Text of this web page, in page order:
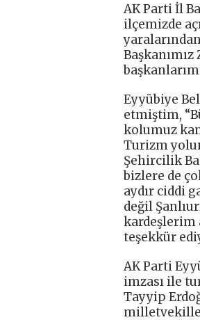
AK Parti İl
ilçemizde
Eyyübiye
etmiştim,
kolumuz
Turizm
Şehircilik
bizlere de
aydır ciddi
değil
kardeşlerim
teşekkür
AK Parti
imzası ile
Tayyip